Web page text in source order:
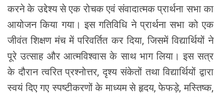
करने के उद्देश्य से एक रोचक एवं संवादात्मक प्रार्थना सभा का
आयोजन किया गया। इस गतिविधि ने प्रार्थना सभा को एक
जीवंत शिक्षण मंच में परिवर्तित कर दिया, जिसमें विद्यार्थियों ने
पूरे उत्साह और आत्मविश्वास के साथ भाग लिया। इस सत्र
के दौरान त्वरित प्रश्नोत्तर, दृश्य संकेतों तथा विद्यार्थियों द्वारा
स्वयं दिए गए स्पष्टीकरणों के माध्यम से हृदय, फेफड़े, मस्तिष्क,